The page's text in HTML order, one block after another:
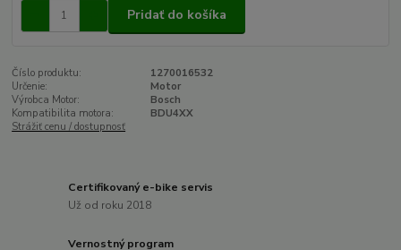
Pridať do košíka
Číslo produktu:
1270016532
Určenie:
Motor
Výrobca Motor:
Bosch
Kompatibilita motora:
BDU4XX
Strážiť cenu / dostupnosť
Certifikovaný e-bike servis
Už od roku 2018
Vernostný program